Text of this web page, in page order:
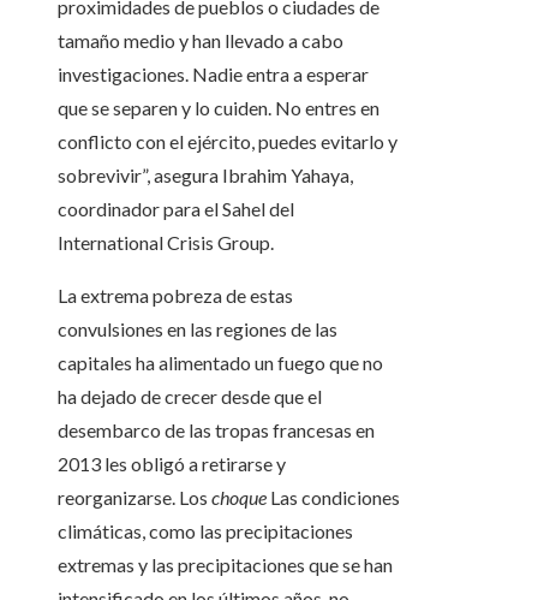
proximidades de pueblos o ciudades de
tamaño medio y han llevado a cabo
investigaciones. Nadie entra a esperar
que se separen y lo cuiden. No entres en
conflicto con el ejército, puedes evitarlo y
sobrevivir”, asegura Ibrahim Yahaya,
coordinador para el Sahel del
International Crisis Group.
La extrema pobreza de estas
convulsiones en las regiones de las
capitales ha alimentado un fuego que no
ha dejado de crecer desde que el
desembarco de las tropas francesas en
2013 les obligó a retirarse y
reorganizarse. Los choque Las condiciones
climáticas, como las precipitaciones
extremas y las precipitaciones que se han